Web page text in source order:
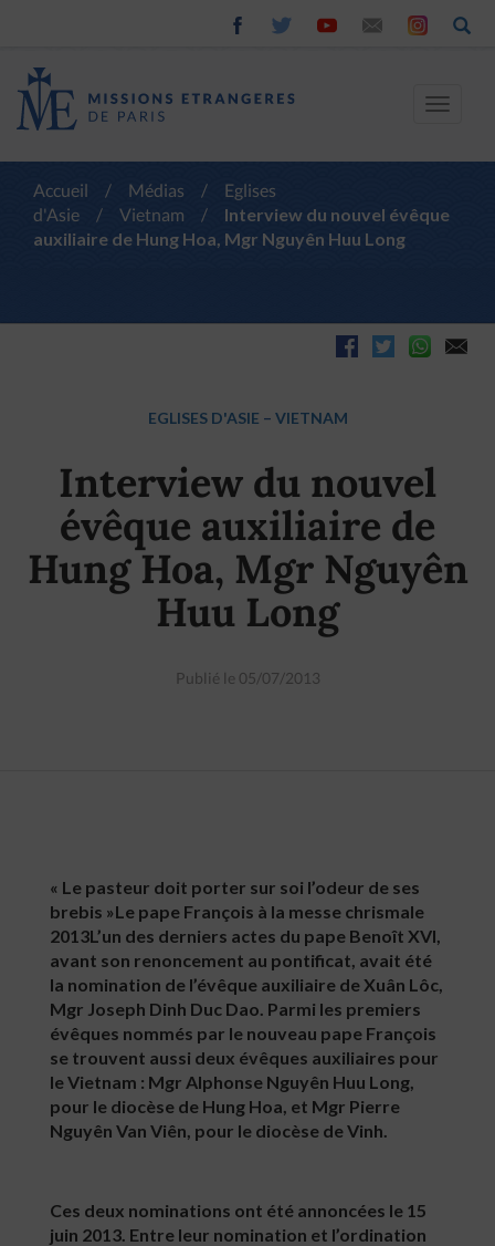
Toggle
Accueil / Médias /
Eglises
d'Asie
/ Vietnam /
Interview du nouvel évêque
auxiliaire de Hung Hoa, Mgr Nguyên Huu Long
EGLISES D'ASIE – VIETNAM
Interview du nouvel
évêque auxiliaire de
Hung Hoa, Mgr Nguyên
Huu Long
Publié le 05/07/2013
« Le pasteur doit porter sur soi l’odeur de ses
brebis »Le pape François à la messe chrismale
2013L’un des derniers actes du pape Benoît XVI,
avant son renoncement au pontificat, avait été
la nomination de l’évêque auxiliaire de Xuân Lôc,
Mgr Joseph Dinh Duc Dao. Parmi les premiers
évêques nommés par le nouveau pape François
se trouvent aussi deux évêques auxiliaires pour
le Vietnam : Mgr Alphonse Nguyên Huu Long,
pour le diocèse de Hung Hoa, et Mgr Pierre
Nguyên Van Viên, pour le diocèse de Vinh.
Ces deux nominations ont été annoncées le 15
juin 2013. Entre leur nomination et l’ordination